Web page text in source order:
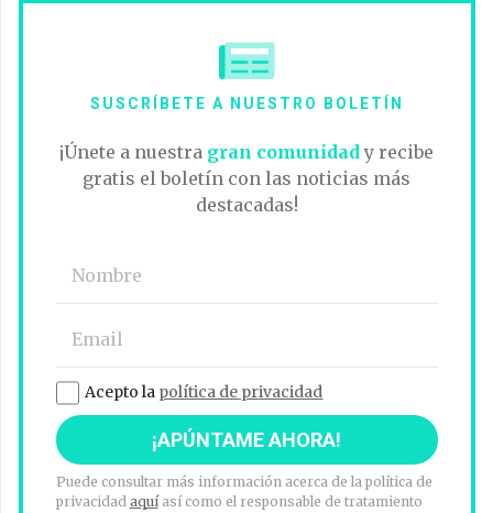
SUSCRÍBETE A NUESTRO BOLETÍN
¡Únete a nuestra gran comunidady recibe
gratis el boletín con las noticias más
destacadas!
Acepto la política de privacidad
Puede consultar más información acerca de la política de
privacidad aquíasí como el responsable de tratamiento